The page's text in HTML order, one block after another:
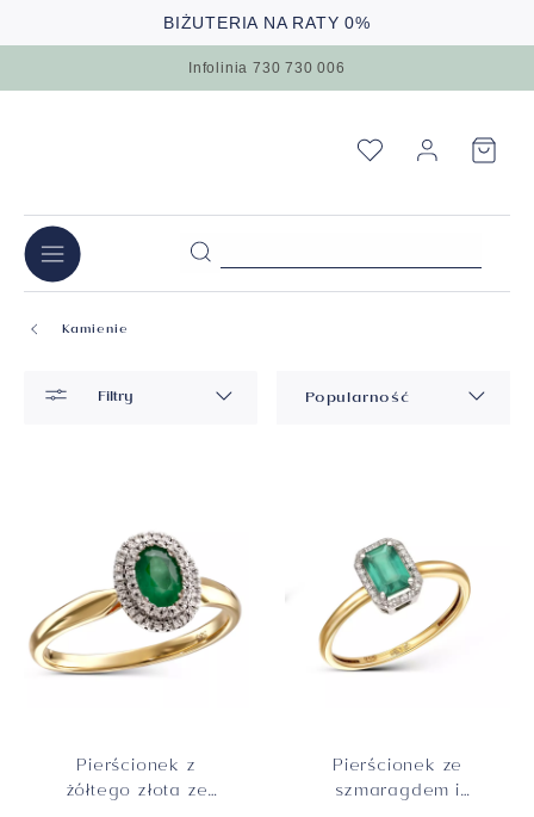
BIŻUTERIA NA RATY 0%
Infolinia 730 730 006
Kamienie
Filtry Popularność
Pierścionek z
żółtego złota ze
Pierścionek ze
szmaragdem i